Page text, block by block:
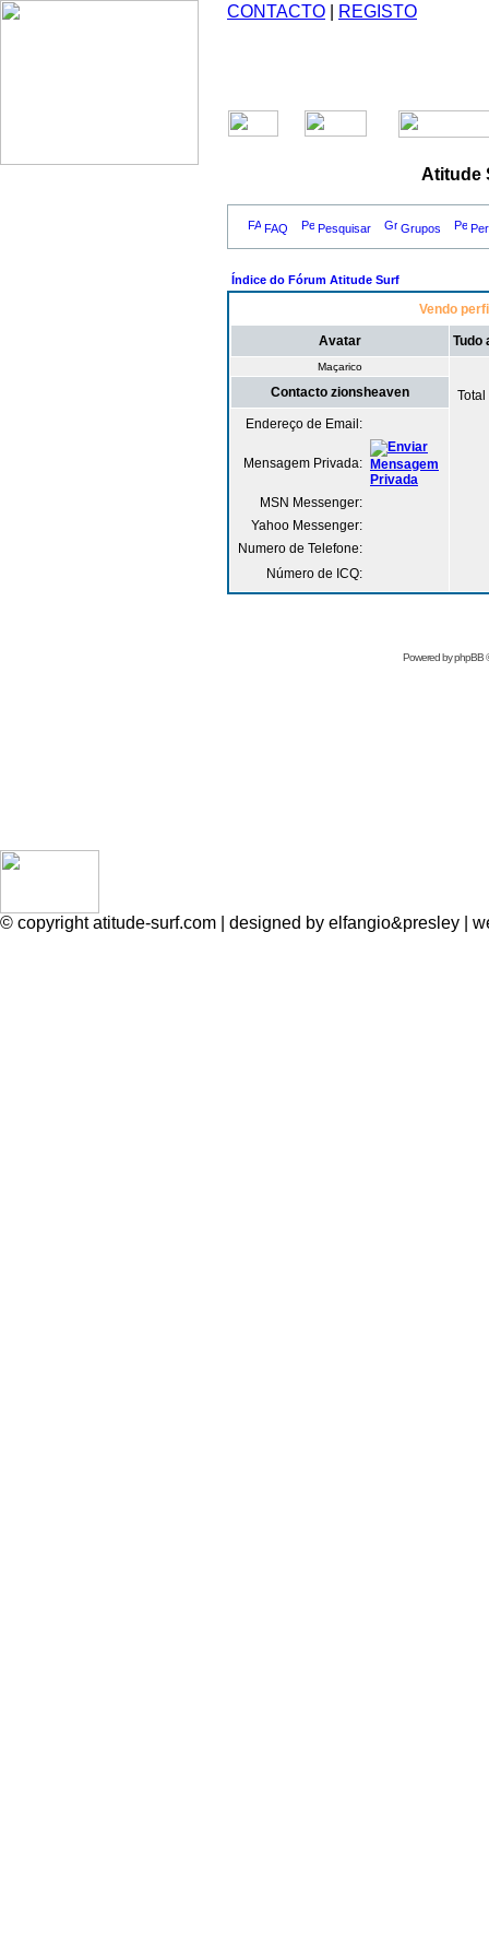
CONTACTO REGISTO
Atitude
FAQ Pesquisar Grupos
Índice do Fórum Atitude Surf
Vendo
Avatar Tudo
Maçarico
Contacto zionsheaven
Endereço de Email:
Mensagem Privada:
MSN Messenger:
Yahoo Messenger:
Numero de Telefone:
Número de ICQ:
Powered byphpBB
© copyright atitude-surf.com | designed by elfangio&presley |